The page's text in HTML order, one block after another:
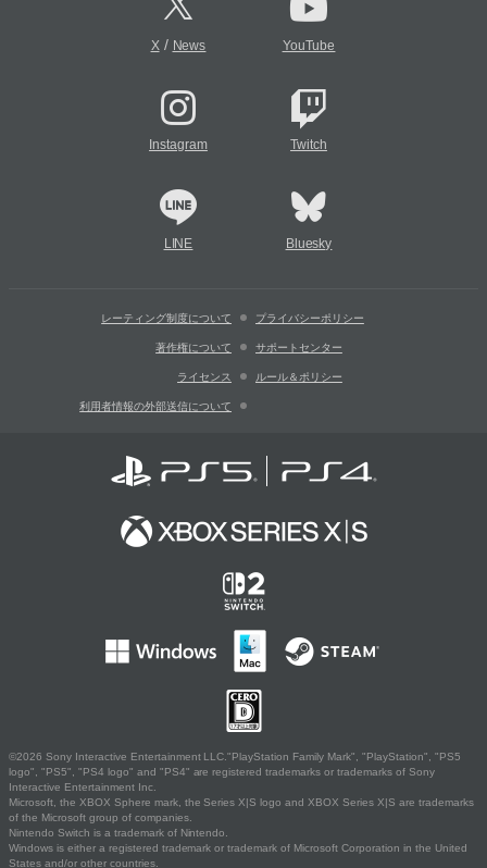
X/ News YouTube
Instagram Twitch
LINE Bluesky
レーティング制度について プライバシーポリシー
著作権について サポートセンター
ライセンス ルール＆ポリシー
利用者情報の外部送信について
©2026 Sony Interactive Entertainment LLC."PlayStation Family Mark", "PlayStation", "PS5
logo", "PS5", "PS4 logo" and "PS4" are registered trademarks or trademarks of Sony
Interactive Entertainment Inc.
Microsoft, the XBOX Sphere mark, the Series X|S logo and XBOX Series X|S are trademarks
of the Microsoft group of companies.
Nintendo Switch is a trademark of Nintendo.
Windows is either a registered trademark or trademark of Microsoft Corporation in the United
States and/or other countries.